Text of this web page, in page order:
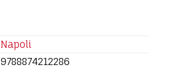
Napoli
9788874212286